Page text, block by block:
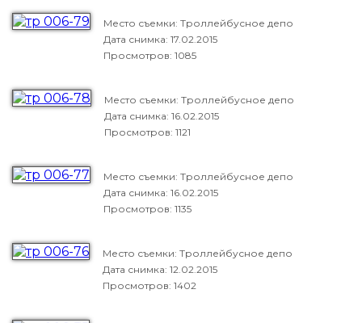
Место съемки: Троллейбусное депо
Дата снимка: 17.02.2015
Просмотров: 1085
Место съемки: Троллейбусное депо
Дата снимка: 16.02.2015
Просмотров: 1121
Место съемки: Троллейбусное депо
Дата снимка: 16.02.2015
Просмотров: 1135
Место съемки: Троллейбусное депо
Дата снимка: 12.02.2015
Просмотров: 1402